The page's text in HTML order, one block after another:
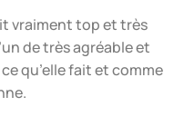
vraiment top et très
de très agréable et
qu’elle fait et comme